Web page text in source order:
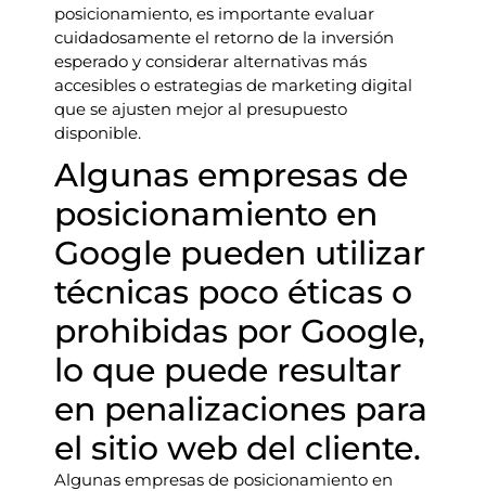
posicionamiento, es importante evaluar
cuidadosamente el retorno de la inversión
esperado y considerar alternativas más
accesibles o estrategias de marketing digital
que se ajusten mejor al presupuesto
disponible.
Algunas empresas de
posicionamiento en
Google pueden utilizar
técnicas poco éticas o
prohibidas por Google,
lo que puede resultar
en penalizaciones para
el sitio web del cliente.
Algunas empresas de posicionamiento en